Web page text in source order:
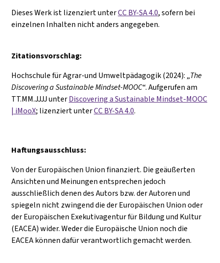
Dieses Werk ist lizenziert unterCC BY-SA 4.0, sofern bei
einzelnen Inhalten nicht anders angegeben.
Zitationsvorschlag:
Hochschule für Agrar-und Umweltpädagogik (2024): „The
Discovering a Sustainable Mindset-MOOC“. Aufgerufen am
TT.MM.JJJJ unterDiscovering a Sustainable Mindset-MOOC
| iMooX; lizenziert unterCC BY-SA 4.0.
Haftungsausschluss:
Von der Europäischen Union finanziert. Die geäußerten
Ansichten und Meinungen entsprechen jedoch
ausschließlich denen des Autors bzw. der Autoren und
spiegeln nicht zwingend die der Europäischen Union oder
der Europäischen Exekutivagentur für Bildung und Kultur
(EACEA) wider. Weder die Europäische Union noch die
EACEA können dafür verantwortlich gemacht werden.